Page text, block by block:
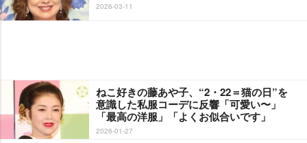
2026-03-11
ねこ好きの藤あや子、“2・22＝猫の日”を
意識した私服コーデに反響「可愛い〜」
「最高の洋服」「よくお似合いです」
2026-01-27